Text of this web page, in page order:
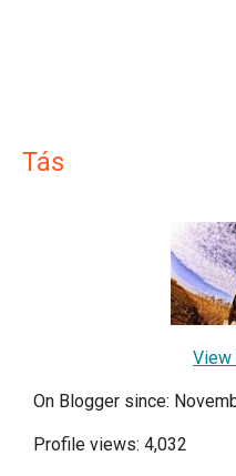
Tás
View
On Blogger since:
Profile views: 4,032